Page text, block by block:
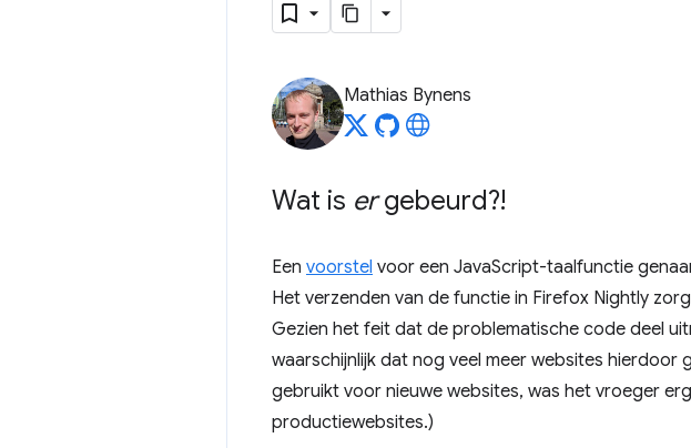
Mathias Bynens
Wat is ergebeurd?!
Een voorstel voor een JavaScript-taalfunctie
Het verzenden van de functie in Firefox Nightly
Gezien het feit dat de problematische code deel
waarschijnlijk dat nog veel meer websites
gebruikt voor nieuwe websites, was het vroeger
productiewebsites.)